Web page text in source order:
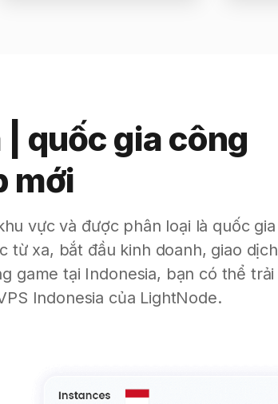
quốc gia công
mới
vực và được phân loại là quốc gia
từ xa, bắt đầu kinh doanh, giao dịch
game tại Indonesia, bạn có thể trải
Indonesia của LightNode.